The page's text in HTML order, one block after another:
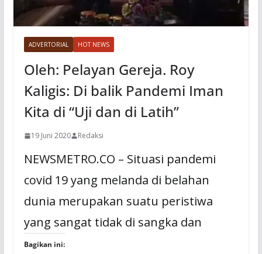
ADVERTORIAL HOT NEWS
Oleh: Pelayan Gereja. Roy
Kaligis: Di balik Pandemi Iman
Kita di “Uji dan di Latih”
19 Juni 2020 Redaksi
NEWSMETRO.CO – Situasi pandemi
covid 19 yang melanda di belahan
dunia merupakan suatu peristiwa
yang sangat tidak di sangka dan
Bagikan ini: